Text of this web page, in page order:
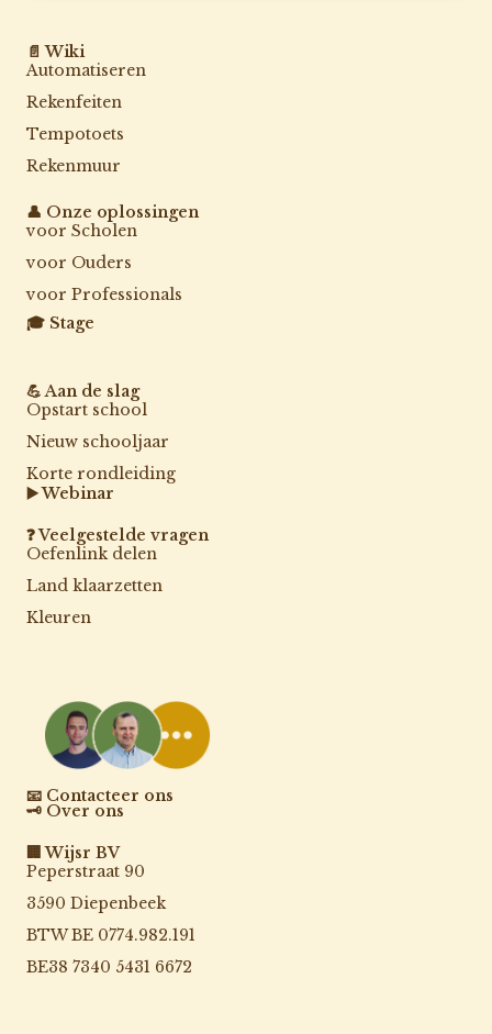
📄 Wiki
Automatiseren
Rekenfeiten
Tempotoets
Rekenmuur
👤 Onze oplossingen
voor Scholen
voor Ouders
voor Professionals
🎓 Stage
💪 Aan de slag
Opstart school
Nieuw schooljaar
Korte rondleiding
▶️ Webinar
❓ Veelgestelde vragen
Oefenlink delen
Land klaarzetten
Kleuren
📧 Contacteer ons
🗝️ Over ons
🏢 Wijsr BV
Peperstraat 90
3590 Diepenbeek
BTW BE 0774.982.191
BE38 7340 5431 6672